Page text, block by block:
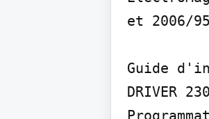
et 2006/
Guide
DRIVER